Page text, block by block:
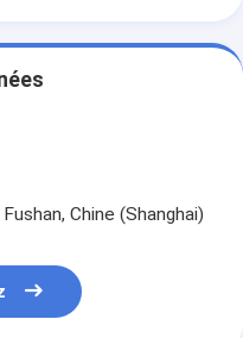
Chine (Shanghai)